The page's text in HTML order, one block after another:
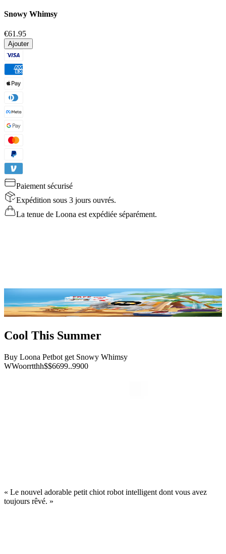
Snowy Whimsy
€61.95
Ajouter
Paiement sécurisé
Expédition sous 3 jours ouvrés.
La tenue de Loona est expédiée séparément.
Cool This Summer
Buy Loona Petbot get Snowy Whimsy
WWoorrtthh$$6699..9900
« Le nouvel adorable petit chiot robot intelligent dont vous avez
toujours rêvé. »